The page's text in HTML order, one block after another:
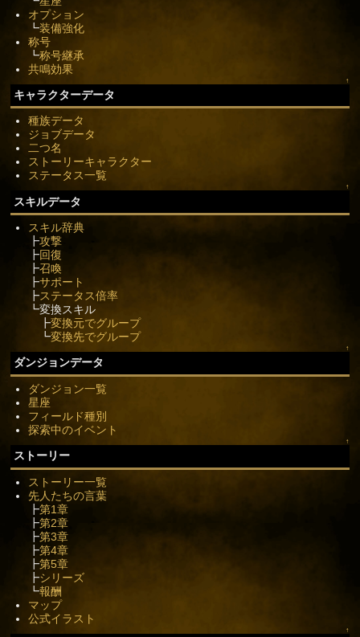
オプション
┗装備強化
称号
┗称号継承
共鳴効果
↑
キャラクターデータ
種族データ
ジョブデータ
二つ名
ストーリーキャラクター
ステータス一覧
↑
スキルデータ
スキル辞典
┣攻撃
┣回復
┣召喚
┣サポート
┣ステータス倍率
┗変換スキル
┣変換元でグループ
┗変換先でグループ
↑
ダンジョンデータ
ダンジョン一覧
星座
フィールド種別
探索中のイベント
↑
ストーリー
ストーリー一覧
先人たちの言葉
┣第1章
┣第2章
┣第3章
┣第4章
┣第5章
┣シリーズ
┗報酬
マップ
公式イラスト
↑